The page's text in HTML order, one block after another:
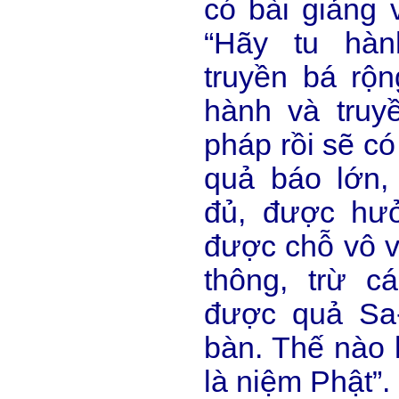
có bài giảng
“Hãy tu
truyền bá
hành và
pháp rồi sẽ
quả báo
đủ, được
được chỗ vô
thông, trừ
được quả
bàn. Thế
là niệm Phật”.